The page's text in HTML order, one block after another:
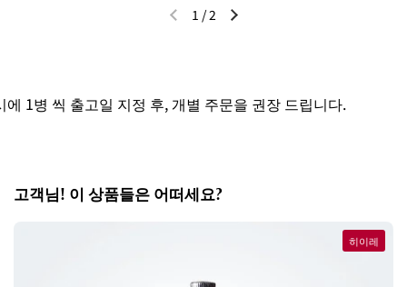
이전 슬라이드다음 슬라이드
1 /2
병 씩 출고일 지정 후, 개별 주문을 권장 드립니다.
고객님! 이 상품들은 어떠세요?
히이레